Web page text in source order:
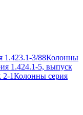
1.423.1-3/88Колонны
1.424.1-5, выпуск
1Колонны серия